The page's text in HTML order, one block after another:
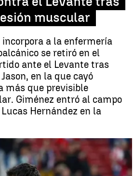
muscular
incorpora a la enfermería
se retiró en el
ante el Levante tras
en la que cayó
más que previsible
Giménez entró al campo
Hernández en la